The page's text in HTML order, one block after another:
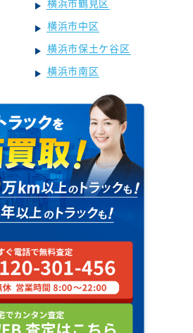
横浜市中区
横浜市保土ケ谷区
横浜市南区